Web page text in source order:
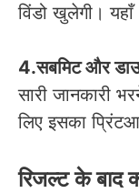
विंडो खुलेगी।
4.सबमिट और
सारी जानकारी
लिए इसका
रिजल्ट के बाद